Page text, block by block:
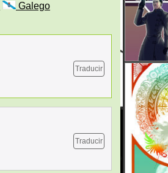
Galego
Traducir
Traducir